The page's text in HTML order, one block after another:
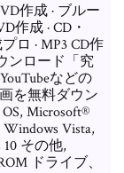
作成 · ブルー
作成 · CD・
ロ · MP3 CD作
ンロード「究
などの
を無料ダウン
Microsoft®
Vista,
その他,
ドライブ、